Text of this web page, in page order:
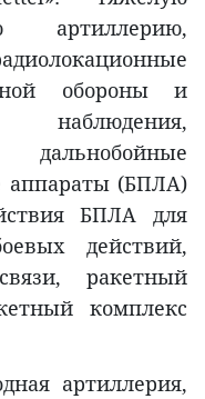
артиллерию,
обороны и
дальнобойные
аппараты (БПЛА)
БПЛА для
действий,
ракетный
комплекс
артиллерия,